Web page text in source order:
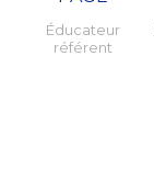
Éducateur
référent